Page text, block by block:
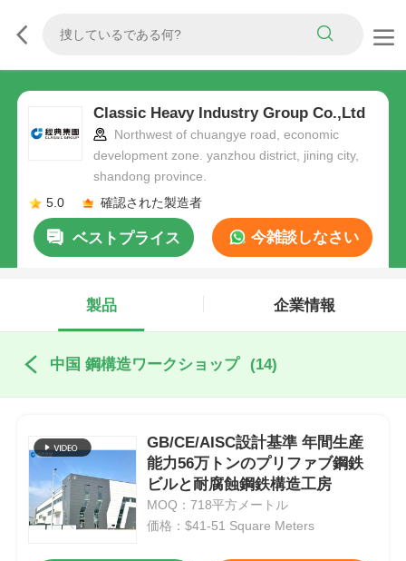
Classic Heavy Industry Group Co.,Ltd
Northwest of chuangye road, economic
development zone. yanzhou district, jining city,
shandong province.
5.0
確認された製造者
ベストプライス 今雑談しなさい
製品 企業情報
中国 鋼構造ワークショップ (14)
GB/CE/AISC設計基準 年間生産
能力56万トンのプリファブ鋼鉄
ビルと耐腐蝕鋼鉄構造工房
MOQ：718平方メートル
価格：$41-51 Square Meters